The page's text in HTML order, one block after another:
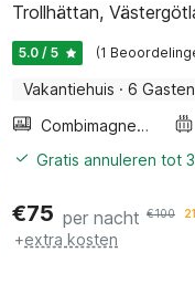
Trollhättan,
5.0 / 5 (1
Vakantiehuis · 6 Gasten
Combimagnetron
Gratis annuleren tot
€75 per nacht €100
+extra kosten